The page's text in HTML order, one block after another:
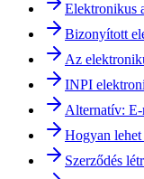
Elektronikus
Bizonyított
Az
INPI
Alternatív:
Hogyan
Szerződés